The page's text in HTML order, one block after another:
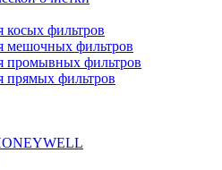
фильтров
мешочных фильтров
промывных фильтров
прямых фильтров